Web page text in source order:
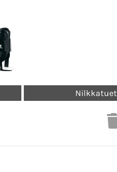
Nilkkatuet